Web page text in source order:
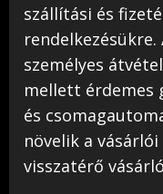
szállítási és
személyes
mellett érdemes
és
növelik a
visszatérő